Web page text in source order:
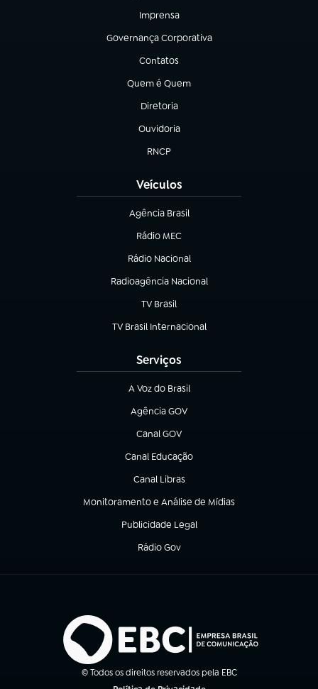
Imprensa
(abre em nova aba)
Governança Corporativa
(abre em nova aba)
Contatos
(abre em nova aba)
Quem é Quem
(abre em nova aba)
Diretoria
(abre em nova aba)
Ouvidoria
(abre em nova aba)
RNCP
(abre em nova aba)
Veículos
Agência Brasil
(abre em nova aba)
Rádio MEC
(abre em nova aba)
Rádio Nacional
Radioagência Nacional
(abre em nova aba)
TV Brasil
(abre em nova aba)
TV Brasil Internacional
(abre em nova aba)
Serviços
A Voz do Brasil
(abre em nova aba)
Agência GOV
(abre em nova aba)
Canal GOV
(abre em nova aba)
Canal Educação
(abre em nova aba)
Canal Libras
(abre em nova aba)
Monitoramento e Análise de Mídias
(abre em nova aba)
Publicidade Legal
(abre em nova aba)
Rádio Gov
(abre em nova aba)
© Todos os direitos reservados pela EBC